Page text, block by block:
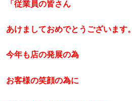
「従業員の皆さん
あけましておめでとうございます。
今年も店の発展の為
お客様の笑顔の為に